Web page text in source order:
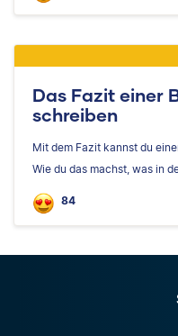
Das Fazit einer
schreiben
Mit dem Fazit kannst du
Wie du das machst, was in
84